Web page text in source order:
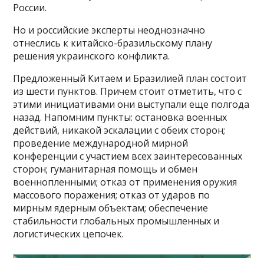
России.
Но и российские эксперты неоднозначно
отнеслись к китайско-бразильскому плану
решения украинского конфликта.
Предложенный Китаем и Бразилией план состоит
из шести пунктов. Причем стоит отметить, что с
этими инициативами они выступали еще полгода
назад. Напомним пункты: остановка военных
действий, никакой эскалации с обеих сторон;
проведение международной мирной
конференции с участием всех заинтересованных
сторон; гуманитарная помощь и обмен
военнопленными; отказ от применения оружия
массового поражения; отказ от ударов по
мирным ядерным объектам; обеспечение
стабильности глобальных промышленных и
логистических цепочек.